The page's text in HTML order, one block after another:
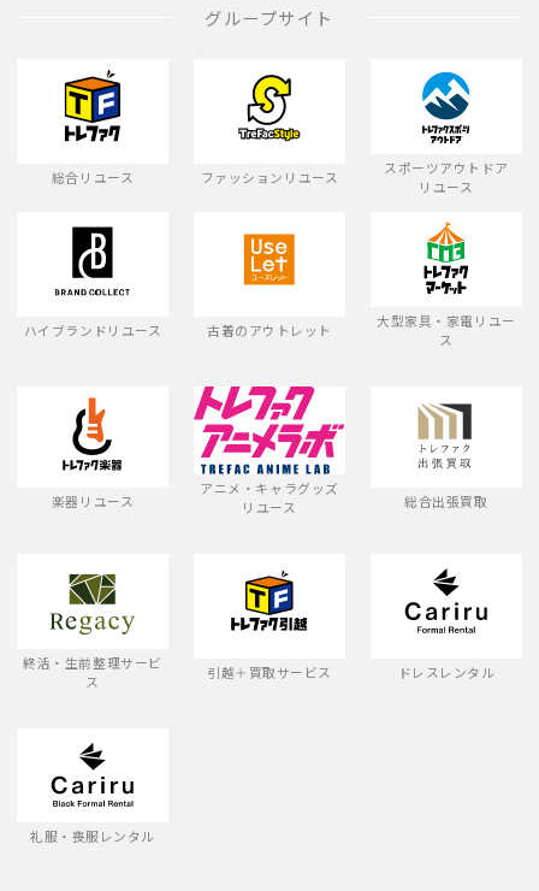
グループサイト
総合リユース ファッションリユース
スポーツアウトドア
リユース
ハイブランドリユース 古着のアウトレット
大型家具・家電リユー
ス
楽器リユース
アニメ・キャラグッズ
リユース
総合出張買取
終活・生前整理サービ
ス
引越＋買取サービス ドレスレンタル
礼服・喪服レンタル